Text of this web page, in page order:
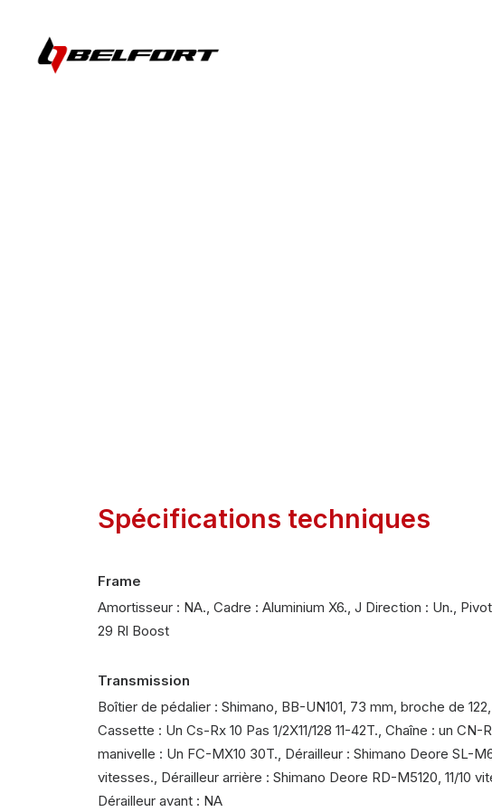
Spécifications techniques
Frame
Amortisseur : NA., Cadre : Aluminium X6., J Direction : Un.,
29 Rl Boost
Transmission
Boîtier de pédalier : Shimano, BB-UN101, 73 mm, broche de
Cassette : Un Cs-Rx 10 Pas 1/2X11/128 11-42T., Chaîne : un CN-
manivelle : Un FC-MX10 30T., Dérailleur : Shimano Deore SL-
vitesses., Dérailleur arrière : Shimano Deore RD-M5120, 11/10
Dérailleur avant : NA